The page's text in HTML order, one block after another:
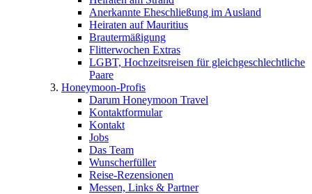
Anerkannte Eheschließung im Ausland
Heiraten auf Mauritius
Brautermäßigung
Flitterwochen Extras
LGBT, Hochzeitsreisen für gleichgeschlechtliche
Paare
Honeymoon-Profis
Darum Honeymoon Travel
Kontaktformular
Kontakt
Jobs
Das Team
Wunscherfüller
Reise-Rezensionen
Messen, Links & Partner